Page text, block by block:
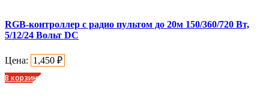
RGB-контроллер с радио пультом до 20м 150/360/720 Вт,
5/12/24 Вольт DC
Цена: 1,450 ₽
В корзину